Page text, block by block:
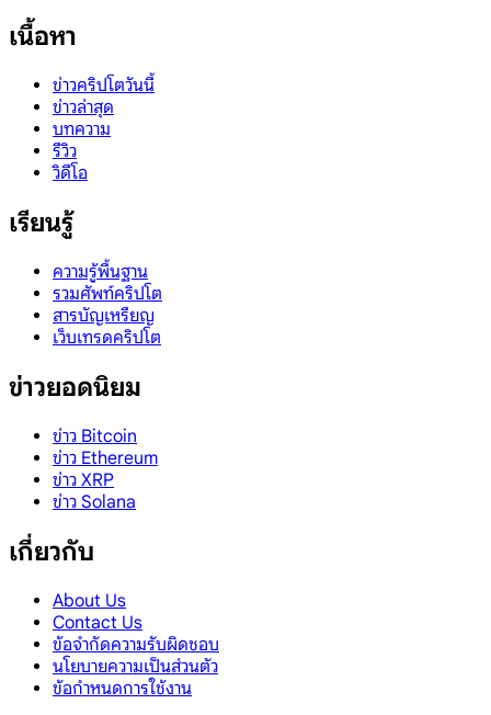
เนื้อหา
ข่าวคริปโตวันนี้
ข่าวล่าสุด
บทความ
รีวิว
วิดีโอ
เรียนรู้
ความรู้พื้นฐาน
รวมศัพท์คริปโต
สารบัญเหรียญ
เว็บเทรดคริปโต
ข่าวยอดนิยม
ข่าว Bitcoin
ข่าว Ethereum
ข่าว XRP
ข่าว Solana
เกี่ยวกับ
About Us
Contact Us
ข้อจำกัดความรับผิดชอบ
นโยบายความเป็นส่วนตัว
ข้อกำหนดการใช้งาน